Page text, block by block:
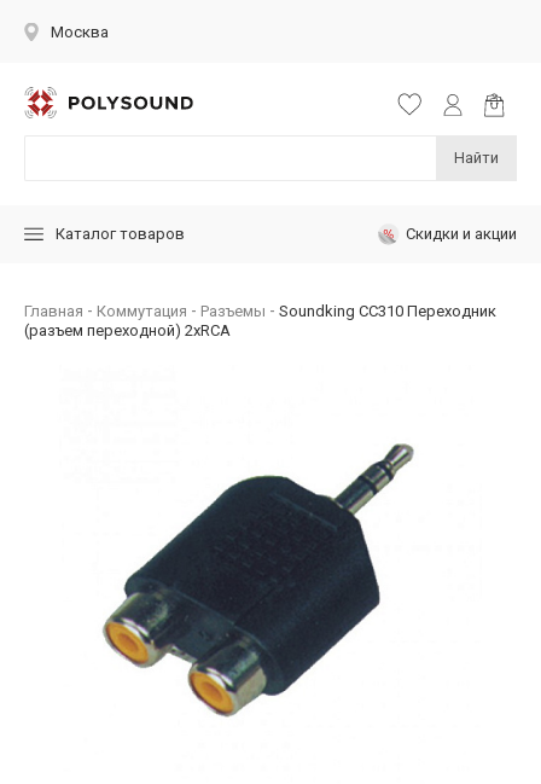
Москва
Найти
Каталог товаров Скидки и акции
Главная Коммутация Разъемы
Soundking CC310 Переходник
(разъем переходной) 2xRCA